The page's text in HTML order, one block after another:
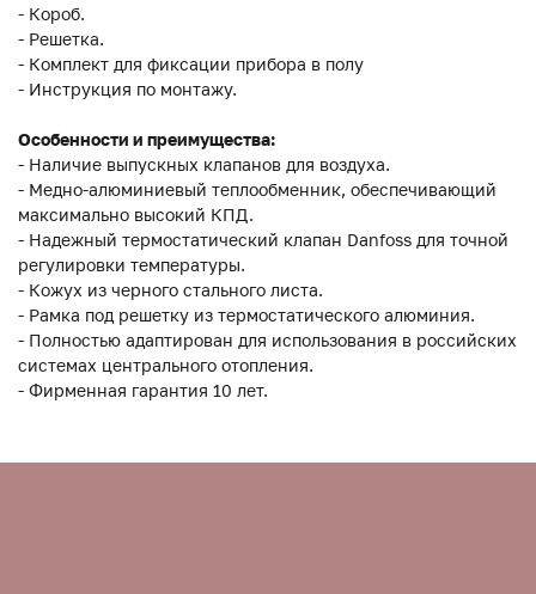
- Короб.
- Решетка.
- Комплект для фиксации прибора в полу
- Инструкция по монтажу.
Особенности и преимущества:
- Наличие выпускных клапанов для воздуха.
- Медно-алюминиевый теплообменник, обеспечивающий
максимально высокий КПД.
- Надежный термостатический клапан Danfoss для точной
регулировки температуры.
- Кожух из черного стального листа.
- Рамка под решетку из термостатического алюминия.
- Полностью адаптирован для использования в российских
системах центрального отопления.
- Фирменная гарантия 10 лет.